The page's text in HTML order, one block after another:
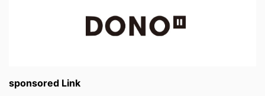
sponsored Link